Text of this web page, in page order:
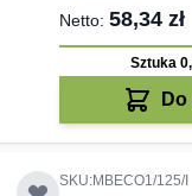
58,34 zł
Sztuka
SKU:MBECO1/125/I